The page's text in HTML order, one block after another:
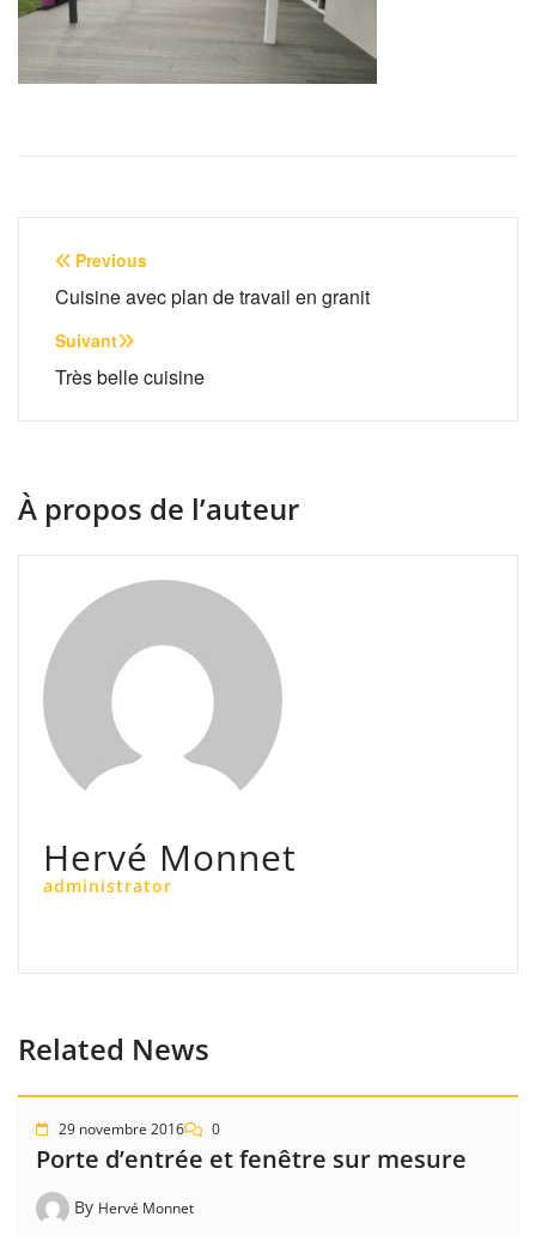
Navigation
de
l’article
Previous
Cuisine avec plan de travail en granit
Suivant
Très belle cuisine
À propos de l’auteur
Hervé Monnet
administrator
Related News
29 novembre 2016 0
Porte d’entrée et fenêtre sur mesure
By Hervé Monnet